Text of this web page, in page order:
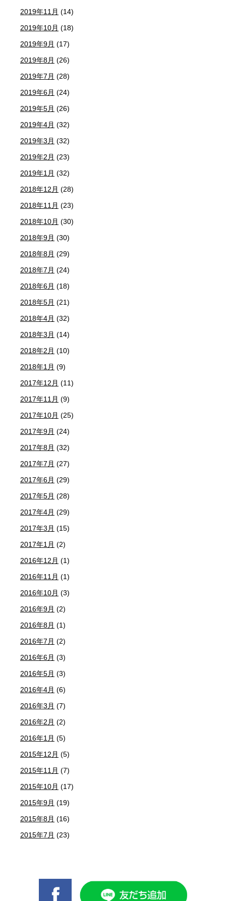
2019年11月 (14)
2019年10月 (18)
2019年9月 (17)
2019年8月 (26)
2019年7月 (28)
2019年6月 (24)
2019年5月 (26)
2019年4月 (32)
2019年3月 (32)
2019年2月 (23)
2019年1月 (32)
2018年12月 (28)
2018年11月 (23)
2018年10月 (30)
2018年9月 (30)
2018年8月 (29)
2018年7月 (24)
2018年6月 (18)
2018年5月 (21)
2018年4月 (32)
2018年3月 (14)
2018年2月 (10)
2018年1月 (9)
2017年12月 (11)
2017年11月 (9)
2017年10月 (25)
2017年9月 (24)
2017年8月 (32)
2017年7月 (27)
2017年6月 (29)
2017年5月 (28)
2017年4月 (29)
2017年3月 (15)
2017年1月 (2)
2016年12月 (1)
2016年11月 (1)
2016年10月 (3)
2016年9月 (2)
2016年8月 (1)
2016年7月 (2)
2016年6月 (3)
2016年5月 (3)
2016年4月 (6)
2016年3月 (7)
2016年2月 (2)
2016年1月 (5)
2015年12月 (5)
2015年11月 (7)
2015年10月 (17)
2015年9月 (19)
2015年8月 (16)
2015年7月 (23)